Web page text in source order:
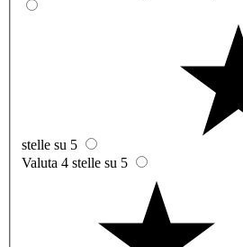
stelle su 5
Valuta 4 stelle su 5